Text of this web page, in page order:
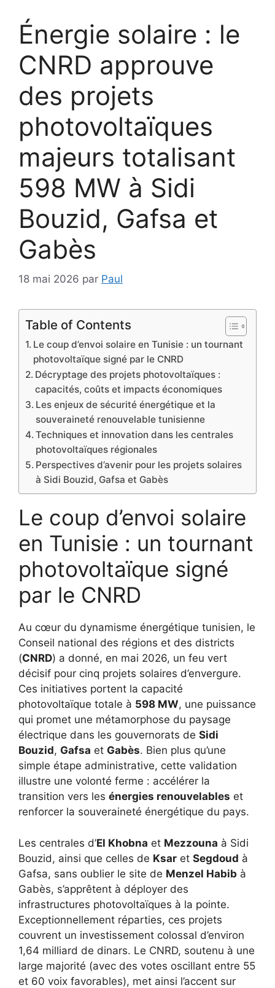
Énergie solaire : le
CNRD approuve
des projets
photovoltaïques
majeurs totalisant
598 MW à Sidi
Bouzid, Gafsa et
Gabès
18 mai 2026 par Paul
Table of Contents
Le coup d’envoi solaire en Tunisie : un tournant
photovoltaïque signé par le CNRD
Décryptage des projets photovoltaïques :
capacités, coûts et impacts économiques
Les enjeux de sécurité énergétique et la
souveraineté renouvelable tunisienne
Techniques et innovation dans les centrales
photovoltaïques régionales
Perspectives d’avenir pour les projets solaires
à Sidi Bouzid, Gafsa et Gabès
Le coup d’envoi solaire
en Tunisie : un tournant
photovoltaïque signé
par le CNRD
Au cœur du dynamisme énergétique tunisien, le
Conseil national des régions et des districts
(CNRD) a donné, en mai 2026, un feu vert
décisif pour cinq projets solaires d’envergure.
Ces initiatives portent la capacité
photovoltaïque totale à 598 MW, une puissance
qui promet une métamorphose du paysage
électrique dans les gouvernorats de Sidi
Bouzid, Gafsa et Gabès. Bien plus qu’une
simple étape administrative, cette validation
illustre une volonté ferme : accélérer la
transition vers les énergies renouvelables et
renforcer la souveraineté énergétique du pays.
Les centrales d’El Khobna et Mezzouna à Sidi
Bouzid, ainsi que celles de Ksar et Segdoud à
Gafsa, sans oublier le site de Menzel Habib à
Gabès, s’apprêtent à déployer des
infrastructures photovoltaïques à la pointe.
Exceptionnellement réparties, ces projets
couvrent un investissement colossal d’environ
1,64 milliard de dinars. Le CNRD, soutenu à une
large majorité (avec des votes oscillant entre 55
et 60 voix favorables), met ainsi l’accent sur